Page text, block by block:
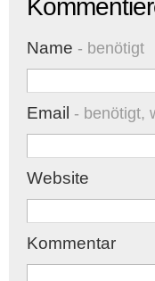
Name - benötigt
Email - benötigt,
Website
Kommentar